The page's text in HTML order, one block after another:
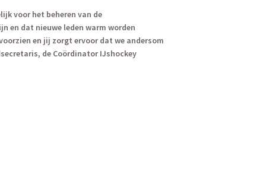
voor het beheren van de
en dat nieuwe leden warm worden
en jij zorgt ervoor dat we andersom
de Coördinator IJshockey